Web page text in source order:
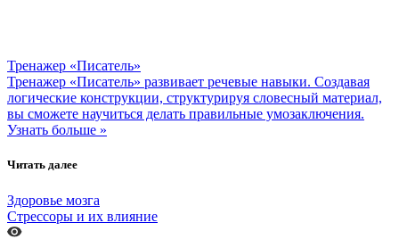
Тренажер «Писатель»
Тренажер «Писатель» развивает речевые навыки. Создавая
логические конструкции, структурируя словесный материал,
вы сможете научиться делать правильные умозаключения.
Узнать больше »
Читать далее
Здоровье мозга
Стрессоры и их влияние